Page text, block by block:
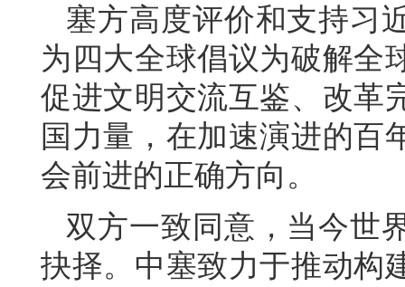
塞方高度评价和支持习
为四大全球倡议为破解全
促进文明交流互鉴、改革
国力量，在加速演进的百
会前进的正确方向。
双方一致同意，当今世
抉择。中塞致力于推动构